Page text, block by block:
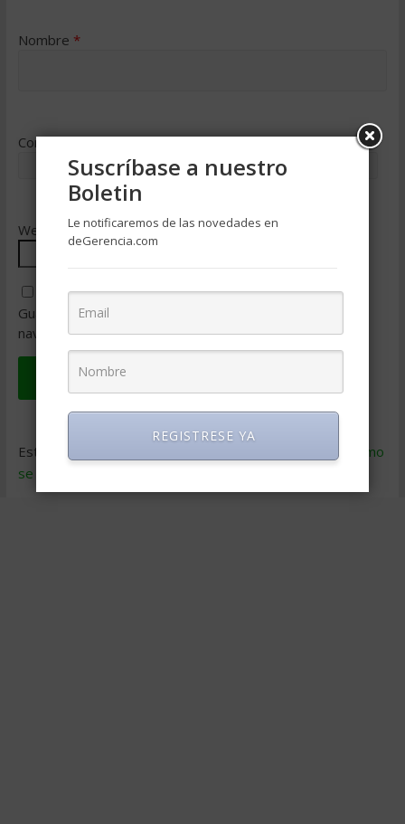
Nombre *
Correo electrónico*
Web
Guarda mi nombre, correo electrónico y web en este
navegador para la próxima vez que comente.
Este sitio usa Akismet para reducir el spam.
Aprende cómo
se procesan los datos de tus comentarios
Suscríbase a nuestro
Boletin
Le notificaremos de las novedades en
deGerencia.com
REGISTRESE YA